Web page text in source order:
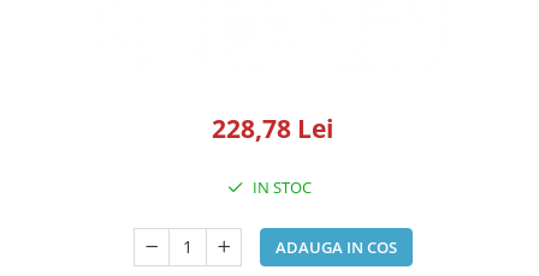
Manometre Iwata Japonia
Produse Pentru Exterior
228,78 Lei
IN STOC
ADAUGA IN COS